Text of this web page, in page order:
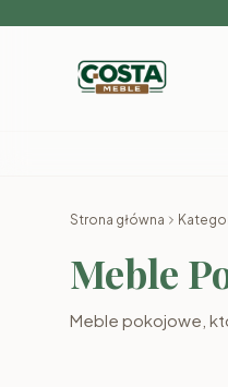
Strona główna
Meble
Meble pokojowe,